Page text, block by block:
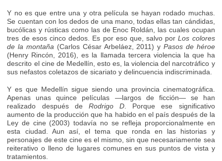
Y no es que entre una y otra película se hayan rodado muchas.
Se cuentan con los dedos de una mano, todas ellas tan cándidas,
bucólicas y rústicas como las de Enoc Roldán, las cuales ocupan
tres de esos cinco dedos. Es por eso que, salvo porLos colores
de la montaña (Carlos César Arbeláez, 2011) y Pasos de héroe
(Henry Rincón, 2016), es la llamada tercera violencia la que ha
descrito el cine de Medellín, esto es, la violencia del narcotráfico y
sus nefastos coletazos de sicariato y delincuencia indiscriminada.
Y es que Medellín sigue siendo una provincia cinematográfica.
Apenas unas quince películas —largos de ficción— se han
realizado después de Rodrigo D . Porque ese significativo
aumento de la producción que ha habido en el país después de la
Ley de cine (2003) todavía no se refleja proporcionalmente en
esta ciudad. Aun así, el tema que ronda en las historias y
personajes de este cine es el mismo, sin que necesariamente sea
reiterativo o lleno de lugares comunes en sus puntos de vista y
tratamientos.